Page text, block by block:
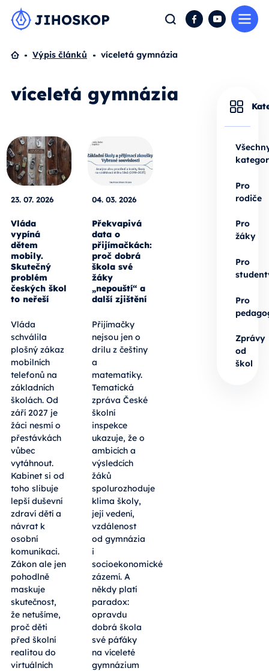
Hledat FacebookYouTube
Domů
Výpis článků víceletá gymnázia
víceletá gymnázia
23. 07. 2026
Vláda
vypíná
dětem
mobily.
Skutečný
problém
českých škol
to neřeší
Vláda
schválila
plošný zákaz
mobilních
telefonů na
základních
školách. Od
září 2027 je
žáci nesmí o
přestávkách
vůbec
vytáhnout.
Kabinet si od
toho slibuje
lepší duševní
zdraví dětí a
návrat k
osobní
komunikaci.
Zákon ale jen
pohodlně
maskuje
skutečnost,
že netušíme,
proč děti
před školní
realitou do
virtuálních
04. 03. 2026
Překvapivá
data o
přijímačkách:
proč dobrá
škola své
žáky
„nepouští“ a
další zjištění
Přijímačky
nejsou jen o
drilu z češtiny
a
matematiky.
Tematická
zpráva České
školní
inspekce
ukazuje, že o
ambicích a
výsledcích
žáků
spolurozhoduje
klima školy,
její vedení,
vzdálenost
od gymnázia
i
socioekonomické
zázemí. A
někdy platí
paradox:
opravdu
dobrá škola
své páťáky
na víceleté
gymnázium
Pro
rodiče
Pro
žáky
Pro
Pro
Zprávy
od
škol